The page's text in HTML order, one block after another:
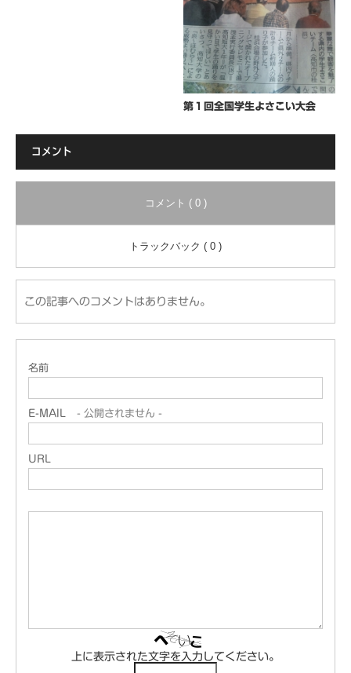
第１回全国学生よさこい大会
コメント
コメント ( 0 )
トラックバック ( 0 )
この記事へのコメントはありません。
名前
E-MAIL - 公開されません -
URL
上に表示された文字を入力してください。